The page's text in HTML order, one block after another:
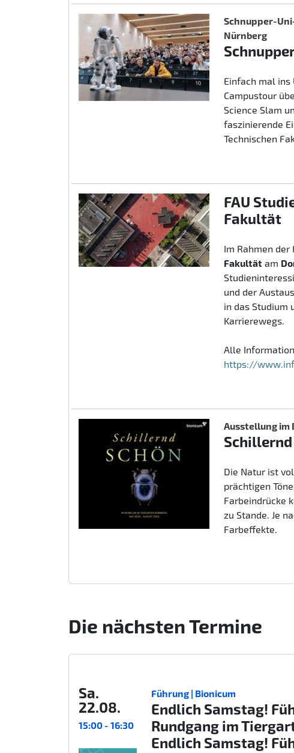
Schnupper-
Nürnberg
Einfach mal ins
Campustour
Science Slam
faszinierende
Technischen
FAU
Fakultät
Im Rahmen
Fakultät am
und der
in das Studium
Karrierewegs.
Alle
https://
Ausstellung im
Schillernd
Die Natur ist
prächtigen
Farbeindrücke
zu Stande. Je
Farbeffekte.
Die nächsten Termine
Sa.
22.08.
15:00 - 16:30
Führung | Bionicum
Endlich Samstag!
Rundgang im
Endlich Samstag!